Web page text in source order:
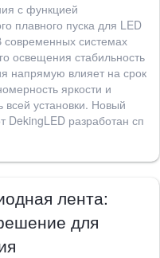
с функцией
плавного пуска для LED
системах
освещения стабильность
напрямую влияет на срок
яркости и
всей установки. Новый
DekingLED разработан сп
лента:
для